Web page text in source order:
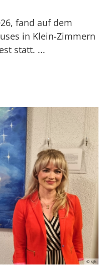
fand auf dem
in Klein-Zimmern
statt. ...
© sjh